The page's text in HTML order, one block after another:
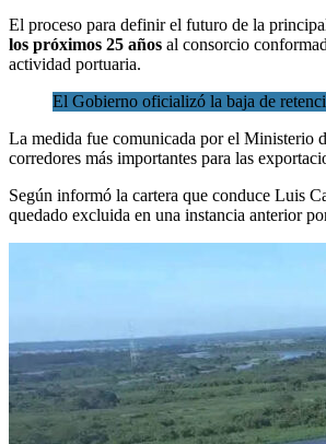
El proceso para definir el futuro de la
los próximos 25 años al consorcio
actividad portuaria.
El Gobierno oficializó la baja de
La medida fue comunicada por el Ministerio
corredores más importantes para las
Según informó la cartera que conduce Luis
quedado excluida en una instancia anterior